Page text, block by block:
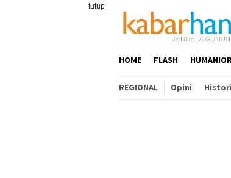
tutup
HOME FLASH
REGIONAL Opini